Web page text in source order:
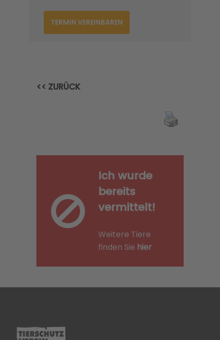
TERMIN VEREINBAREN
<< ZURÜCK
Ich wurde
bereits
vermittelt!
Weitere Tiere
finden Sie hier